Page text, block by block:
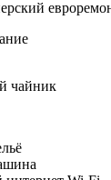
чайник